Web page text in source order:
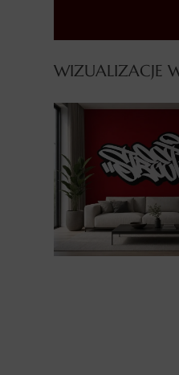
WIZUALIZACJE